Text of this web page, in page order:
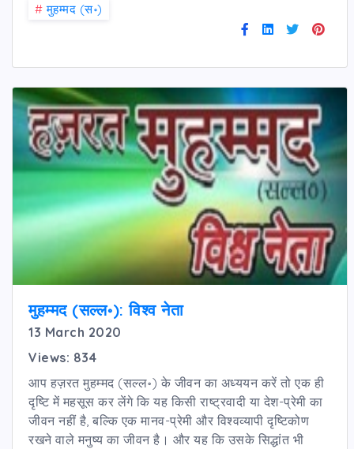
# मुहम्मद (स॰)
मुहम्मद (सल्ल॰): विश्व नेता
13 March 2020
Views: 834
आप हज़रत मुहम्मद (सल्ल॰) के जीवन का अध्ययन करें तो एक ही
दृष्टि में महसूस कर लेंगे कि यह किसी राष्ट्रवादी या देश-प्रेमी का
जीवन नहीं है, बल्कि एक मानव-प्रेमी और विश्वव्यापी दृष्टिकोण
रखने वाले मनुष्य का जीवन है। और यह कि उसके सिद्धांत भी